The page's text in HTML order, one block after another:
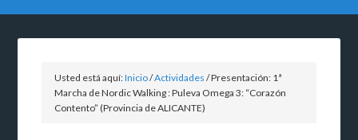
Usted está aquí:Inicio/Actividades /Presentación: 1ª
Marcha de Nordic Walking : Puleva Omega 3: “Corazón
Contento” (Provincia de ALICANTE)